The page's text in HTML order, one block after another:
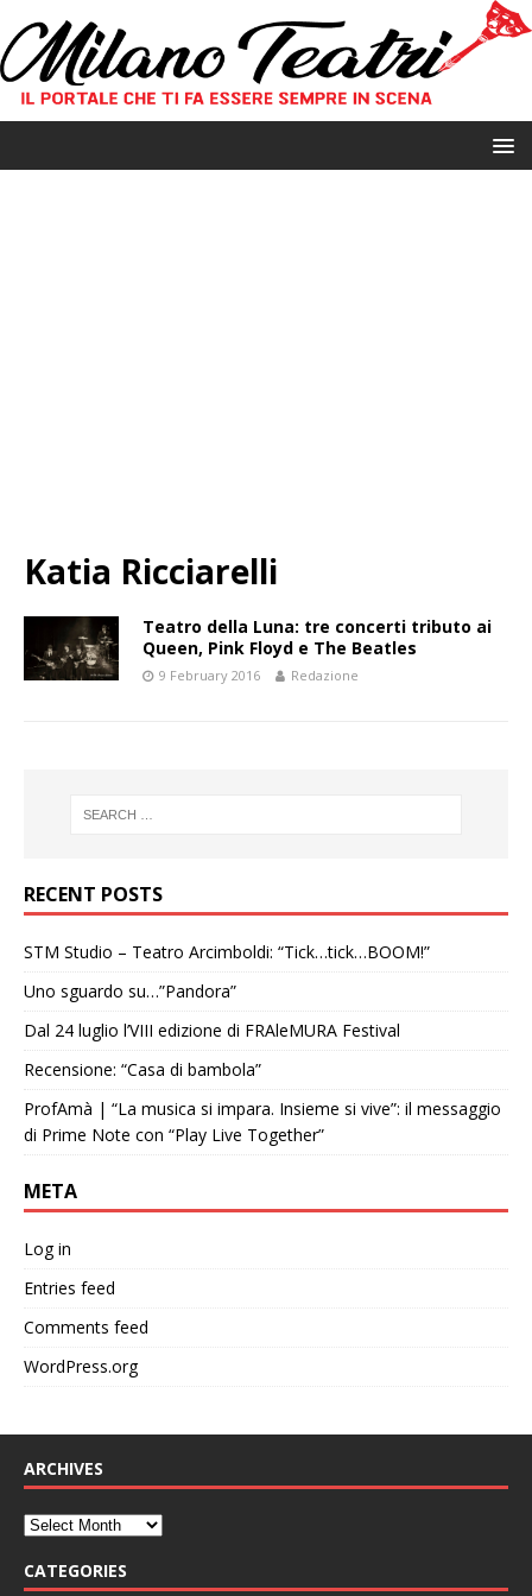
Katia Ricciarelli
Teatro della Luna: tre concerti tributo ai
Queen, Pink Floyd e The Beatles
9 February 2016 Redazione
RECENT POSTS
STM Studio – Teatro Arcimboldi: “Tick…tick…BOOM!”
Uno sguardo su…”Pandora”
Dal 24 luglio l’VIII edizione di FRAleMURA Festival
Recensione: “Casa di bambola”
ProfAmà | “La musica si impara. Insieme si vive”: il messaggio
di Prime Note con “Play Live Together”
META
Log in
Entries feed
Comments feed
WordPress.org
ARCHIVES
CATEGORIES